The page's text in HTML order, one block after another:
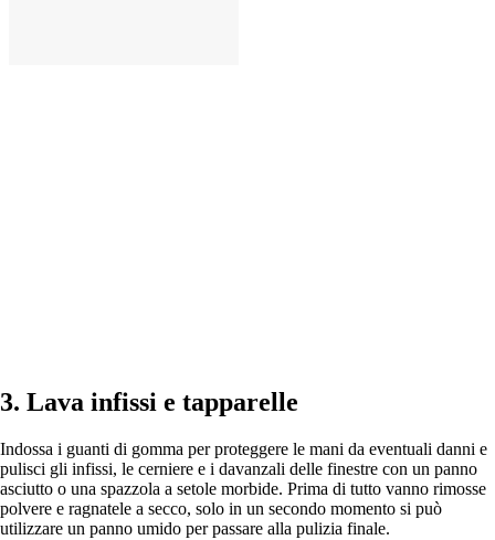
3. Lava infissi e tapparelle
Indossa i guanti di gomma per proteggere le mani da eventuali danni e
pulisci gli infissi, le cerniere e i davanzali delle finestre con un panno
asciutto o una spazzola a setole morbide. Prima di tutto vanno rimosse
polvere e ragnatele a secco, solo in un secondo momento si può
utilizzare un panno umido per passare alla pulizia finale.